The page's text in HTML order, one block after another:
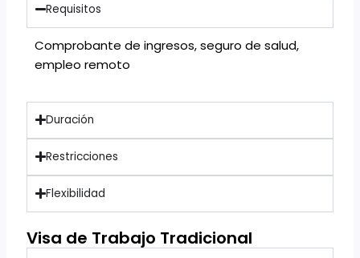
Requisitos
Comprobante de ingresos, seguro de salud,
empleo remoto
Duración
Restricciones
Flexibilidad
Visa de Trabajo Tradicional